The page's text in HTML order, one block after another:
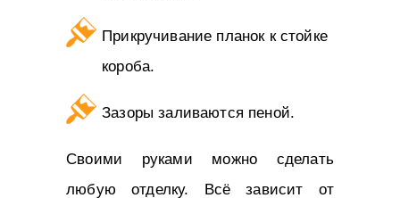
Прикручивание планок к стойке
короба.
Зазоры заливаются пеной.
Своими руками можно сделать
любую отделку. Всё зависит от